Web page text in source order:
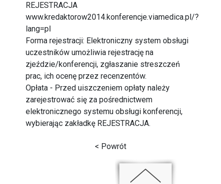
REJESTRACJA
www.kredaktorow2014.konferencje.viamedica.pl/?
lang=pl
Forma rejestracji: Elektroniczny system obsługi
uczestników umożliwia rejestrację na
zjeździe/konferencji, zgłaszanie streszczeń
prac, ich ocenę przez recenzentów.
Opłata - Przed uiszczeniem opłaty należy
zarejestrować się za pośrednictwem
elektronicznego systemu obsługi konferencji,
wybierając zakładkę REJESTRACJA.
< Powrót